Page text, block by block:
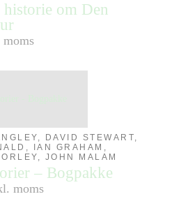
om Den
DAVID STEWART,
IAN GRAHAM,
JOHN MALAM
– Bogpakke
moms